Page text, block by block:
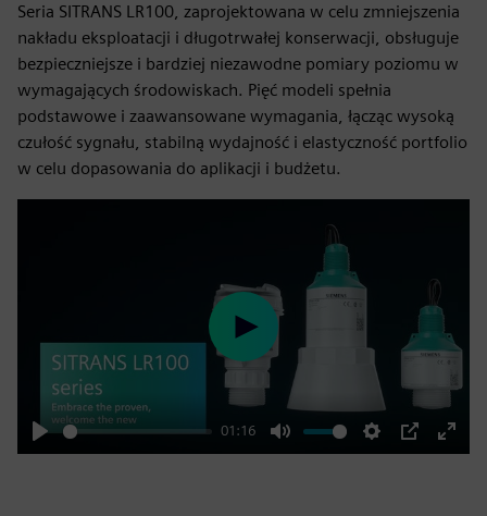
Seria SITRANS LR100, zaprojektowana w celu zmniejszenia
nakładu eksploatacji i długotrwałej konserwacji, obsługuje
bezpieczniejsze i bardziej niezawodne pomiary poziomu w
wymagających środowiskach. Pięć modeli spełnia
podstawowe i zaawansowane wymagania, łącząc wysoką
czułość sygnału, stabilną wydajność i elastyczność portfolio
w celu dopasowania do aplikacji i budżetu.
Play
01:16
Mute Settings
PIP
Enter
Play